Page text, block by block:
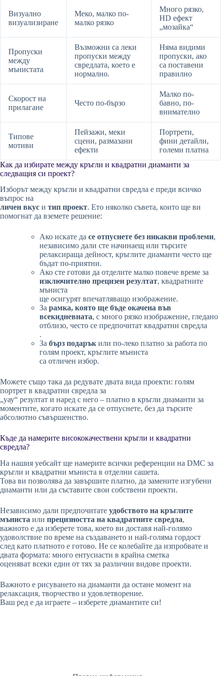
Визуално
визуализиране
Меко, малко по-
малко рязко
Много рязко,
HD ефект
„мозайка“
Пропуски
между
мънистата
Възможни са леки
пропуски между
свредлата, което е
нормално.
Няма видими
пропуски, ако
са поставени
правилно
Скорост на
прилагане
Често по-бързо
Малко по-
бавно, по-
внимателно
Типове
мотиви
Пейзажи, меки
сцени, размазани
ефекти
Портрети,
фини детайли,
големи платна
Как да избирате между кръгли и квадратни диаманти за
следващия си проект?
Изборът между кръгли и квадратни свредла е преди всичко
въпрос на
личен вкус и тип проект. Ето няколко съвета, които ще ви
помогнат да вземете решение:
Ако искате да се отпуснете без никакви проблеми,
независимо дали сте начинаещ или търсите
релаксираща дейност, кръглите диаманти често ще
бъдат по-приятни.
Ако сте готови да отделите малко повече време за
изключително прецизен резултат, квадратните
мъниста
ще осигурят впечатляващо изображение.
За рамка, която ще бъде окачена във
всекидневната, с много рязко изображение, гледано
отблизо, често се предпочитат квадратни свредла
.
За бърз подарък или по-леко платно за работа по
голям проект, кръглите мъниста
са отличен избор.
Можете също така да редувате двата вида проекти: голям
портрет в квадратни свредла за
„уау“ резултат и наред с него – платно в кръгли диаманти за
моментите, когато искате да се отпуснете, без да търсите
абсолютно съвършенство.
Къде да намерите висококачествени кръгли и квадратни
свредла?
На нашия уебсайт ще намерите всички референции на DMC за
кръгли и квадратни мъниста в отделни сашета.
Това ви позволява да завършите платно, да замените изгубени
диаманти или да съставите свои собствени проекти.
Независимо дали предпочитате удобството на кръглите
мъниста или прецизността на квадратните свредла,
важното е да изберете това, което ви доставя най-голямо
удоволствие по време на създаването и най-голяма гордост
след като платното е готово. Не се колебайте да изпробвате и
двата формата: много ентусиасти в крайна сметка
оценяват всеки един от тях за различни видове проекти.
Важното е рисуването на диаманти да остане момент на
релаксация, творчество и удовлетворение.
Ваш ред е да играете – изберете диамантите си!